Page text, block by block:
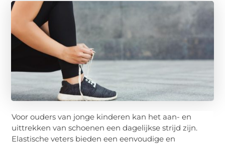
Voor ouders van jonge kinderen kan het aan- en
uittrekken van schoenen een dagelijkse strijd zijn.
Elastische veters bieden een eenvoudige en